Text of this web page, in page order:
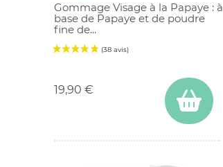
Gommage Visage à la Papaye : à
base de Papaye et de poudre
fine de...
19,90 €